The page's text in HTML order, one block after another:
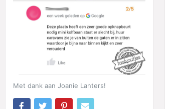
Met dank aan Joanie Lanters!